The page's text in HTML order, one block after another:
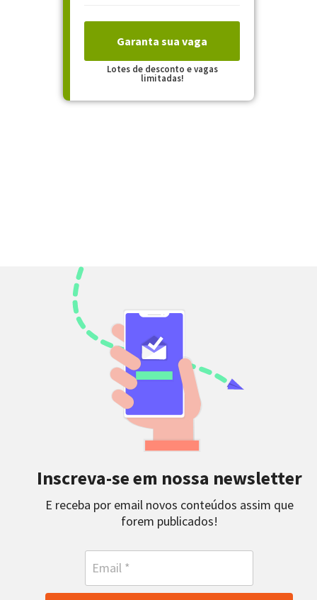
Garanta sua vaga
Lotes de desconto e vagas
limitadas!
Inscreva-se em nossa newsletter
E receba por email novos conteúdos assim que
forem publicados!